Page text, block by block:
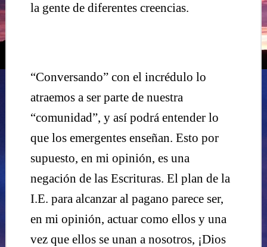
la gente de diferentes creencias.
“Conversando” con el incrédulo lo
atraemos a ser parte de nuestra
“comunidad”, y así podrá entender lo
que los emergentes enseñan. Esto por
supuesto, en mi opinión, es una
negación de las Escrituras. El plan de la
I.E. para alcanzar al pagano parece ser,
en mi opinión, actuar como ellos y una
vez que ellos se unan a nosotros, ¡Dios